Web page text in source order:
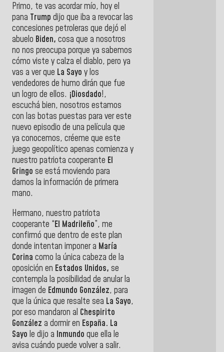
Primo, te vas acordar mío, hoy el
pana Trump dijo que iba a revocar las
concesiones petroleras que dejó el
abuelo Biden, cosa que a nosotros
no nos preocupa porque ya sabemos
cómo viste y calza el diablo, pero ya
vas a ver que La Sayo y los
vendedores de humo dirán que fue
un logro de ellos. ¡Diosdado!,
escuchá bien, nosotros estamos
con las botas puestas para ver este
nuevo episodio de una película que
ya conocemos, créeme que este
juego geopolítico apenas comienza y
nuestro patriota cooperante El
Gringo se está moviendo para
darnos la información de primera
mano.
Hermano, nuestro patriota
cooperante “El Madrileño”, me
confirmó que dentro de este plan
donde intentan imponer a María
Corina como la única cabeza de la
oposición en Estados Unidos, se
contempla la posibilidad de anular la
imagen de Edmundo González, para
que la única que resalte sea La Sayo,
por eso mandaron al Chespirito
González a dormir en España. La
Sayo le dijo a Inmundo que ella le
avisa cuándo puede volver a salir.